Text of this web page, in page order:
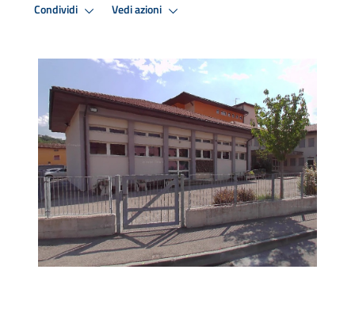
Condividi Vedi azioni